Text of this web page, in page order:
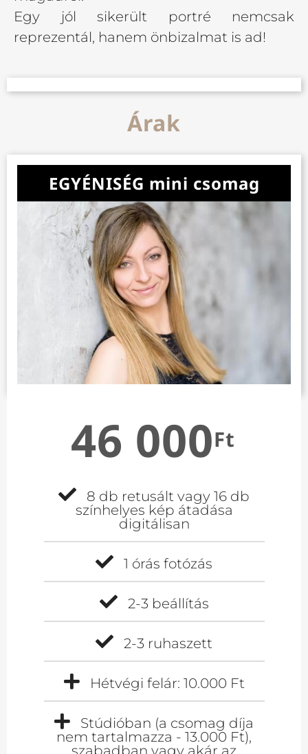
Egy jól sikerült portré nemcsak
reprezentál, hanem önbizalmat is ad!
Árak
EGYÉNISÉG mini csomag
46 000Ft
8 db retusált vagy 16 db
színhelyes kép átadása
digitálisan
1 órás fotózás
2-3 beállítás
2-3 ruhaszett
Hétvégi felár: 10.000 Ft
Stúdióban (a csomag díja
nem tartalmazza - 13.000 Ft),
szabadban vagy akár az